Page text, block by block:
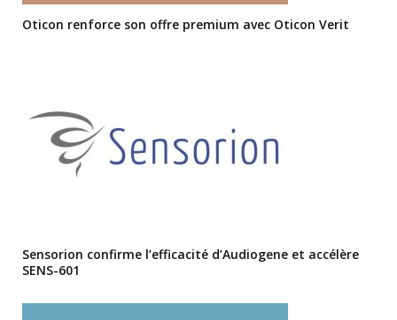
Oticon renforce son offre premium avec Oticon Verit
Sensorion confirme l’efficacité d’Audiogene et accélère
SENS-601